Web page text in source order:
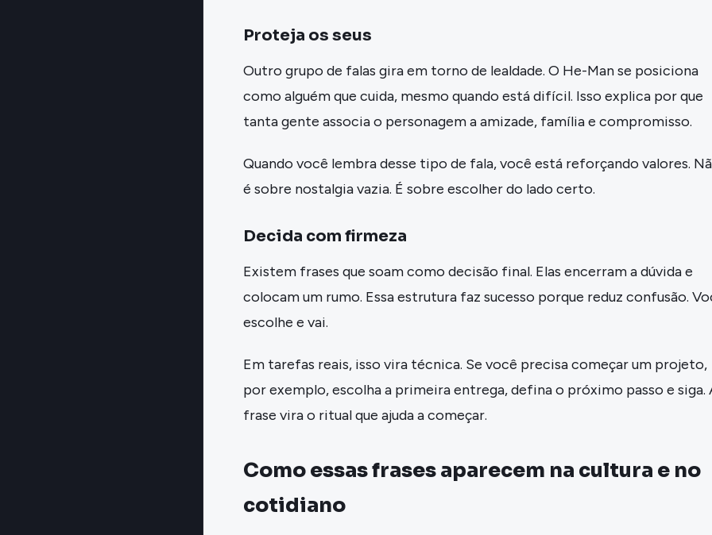
Proteja os seus
Outro grupo de falas gira em torno de lealdade. O He-Man se posiciona
como alguém que cuida, mesmo quando está difícil. Isso explica por que
tanta gente associa o personagem a amizade, família e compromisso.
Quando você lembra desse tipo de fala, você está reforçando valores.
é sobre nostalgia vazia. É sobre escolher do lado certo.
Decida com firmeza
Existem frases que soam como decisão final. Elas encerram a dúvida e
colocam um rumo. Essa estrutura faz sucesso porque reduz confusão.
escolhe e vai.
Em tarefas reais, isso vira técnica. Se você precisa começar um projeto,
por exemplo, escolha a primeira entrega, defina o próximo passo e siga.
frase vira o ritual que ajuda a começar.
Como essas frases aparecem na cultura e no
cotidiano